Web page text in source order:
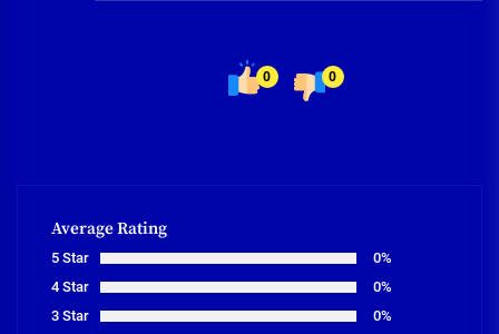
0 0
Average Rating
5 Star
0%
4 Star
0%
3 Star
0%